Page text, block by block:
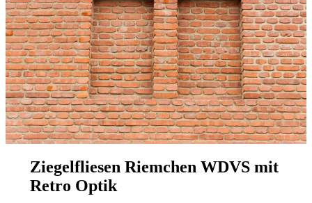
Ziegelfliesen Riemchen WDVS mit
Retro Optik